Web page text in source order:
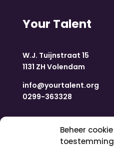
Beheer cookie
toestemming
Your Talent
W.J. Tuijnstraat 15
1131 ZH Volendam
info@yourtalent.org
0299-363328
Navigatie